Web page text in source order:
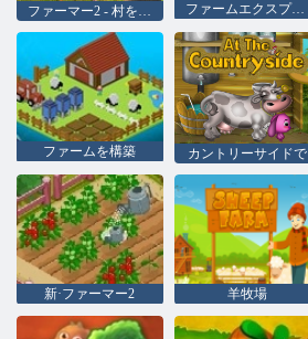
ファームエクスプレス
ファームを構築 カントリーサイドで
新·ファーマー2 羊牧場